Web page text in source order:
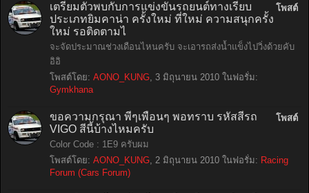
โพสต์
เตรียมตัวพบกับการแข่งขันรถยนต์ทางเรียบ
ประเภทยิมคาน่า ครั้งใหม่ ที่ใหม่ ความสนุกครั้ง
ใหม่ รอติดตามไ
จะจัดประมาณช่วงเดือนไหนครับ จะเอารถส่งน้ำแข็งไปวิ่งด้วยคับ
อิอิ
โพสต์โดย: AONO_KUNG, 3 มิถุนายน 2010 ในฟอรั่ม:
Gymkhana
โพสต์
ขอความกรุณา พี่ๆเพื่อนๆ พอทราบ รหัสสีรถ
VIGO สีนี้บ้างไหมครับ
Color Code : 1E9 ครับผม
โพสต์โดย: AONO_KUNG, 2 มิถุนายน 2010 ในฟอรั่ม: Racing
Forum (Cars Forum)